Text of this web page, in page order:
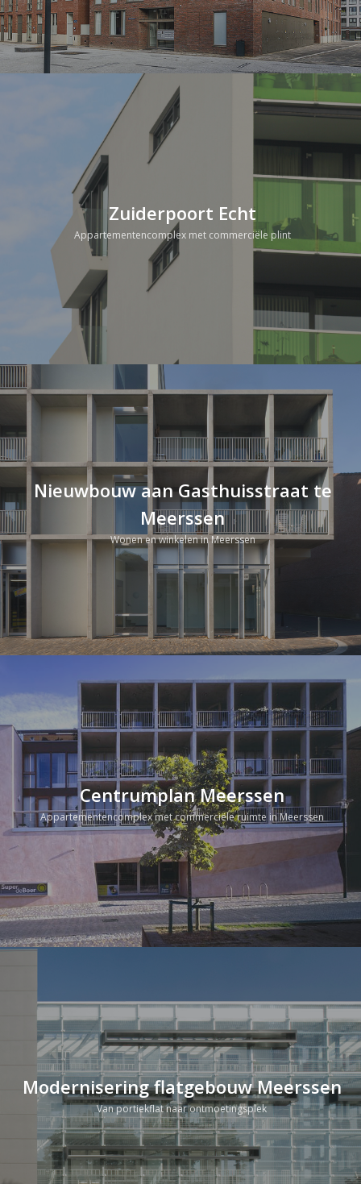
Zuiderpoort Echt
Appartementencomplex met commerciële plint
Nieuwbouw aan Gasthuisstraat te
Meerssen
Wonen en winkelen in Meerssen
Centrumplan Meerssen
Appartementencomplex met commerciële ruimte in Meerssen
Modernisering flatgebouw Meerssen
Van portiekflat naar ontmoetingsplek